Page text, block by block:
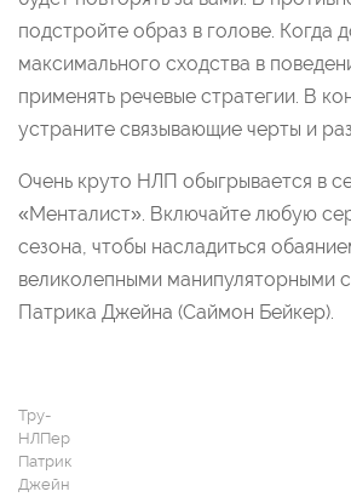
подстройте образ в голове. Когда
максимального сходства в
применять речевые стратегии. В
устраните связывающие черты и
Очень круто НЛП обыгрывается в
«Менталист». Включайте любую
сезона, чтобы насладиться
великолепными манипуляторными
Патрика Джейна (Саймон Бейкер).
Тру-
НЛПер
Патрик
Джейн